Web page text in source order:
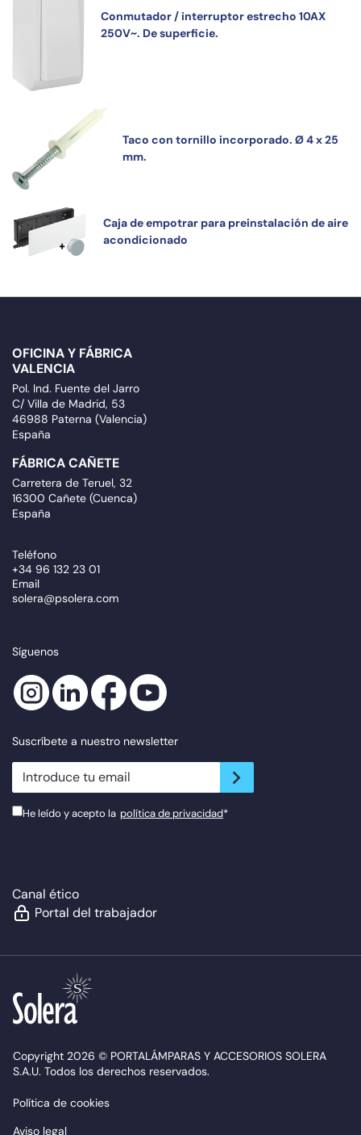
Conmutador / interruptor estrecho 10AX
250V~. De superficie.
Taco con tornillo incorporado. Ø 4 x 25
mm.
Caja de empotrar para preinstalación de aire
acondicionado
OFICINA Y FÁBRICA
VALENCIA
Pol. Ind. Fuente del Jarro
C/ Villa de Madrid, 53
46988 Paterna (Valencia)
España
FÁBRICA CAÑETE
Carretera de Teruel, 32
16300 Cañete (Cuenca)
España
Teléfono
+34 96 132 23 01
Email
solera@psolera.com
Síguenos
Suscríbete a nuestro newsletter
newsletter.suscribe
He leído y acepto la política de privacidad*
Canal ético
Portal del trabajador
Copyright 2026 © PORTALÁMPARAS Y ACCESORIOS SOLERA
S.A.U. Todos los derechos reservados.
Política de cookies
Aviso legal